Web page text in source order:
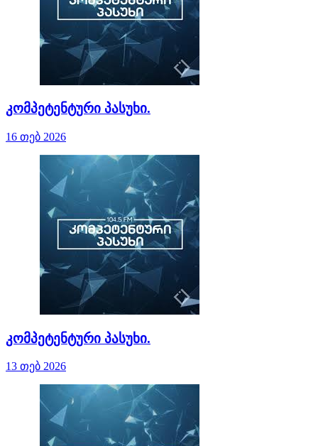
კომპეტენტური პასუხი.
16 თებ 2026
კომპეტენტური პასუხი.
13 თებ 2026